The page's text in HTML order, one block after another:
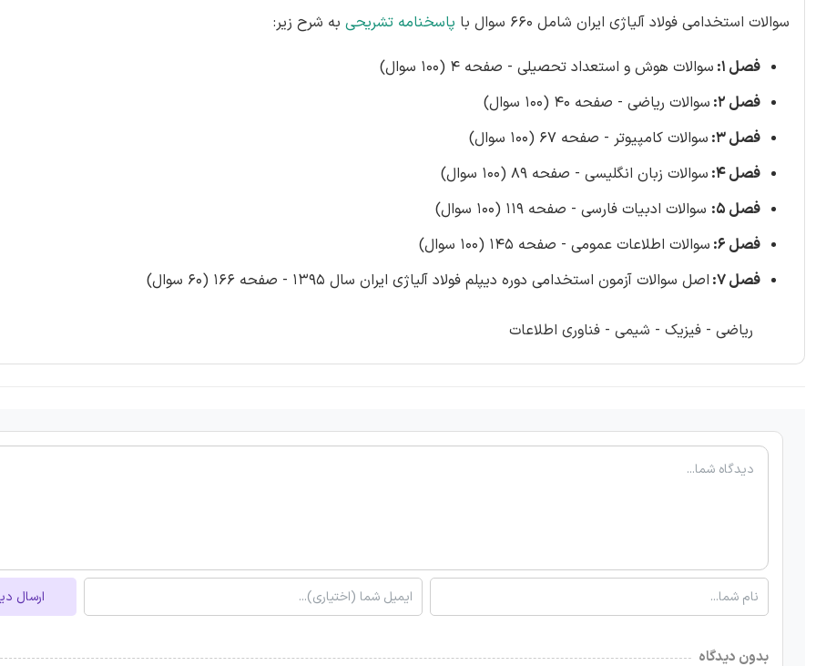
سوالات استخدامی فولاد آلیاژی ایران شامل 660 سوال با پاسخنامه تشریحی به شرح زیر:
فصل 1:
سوالات هوش و استعداد تحصیلی - صفحه 4 (100 سوال)
فصل 2:
سوالات ریاضی - صفحه 40 (100 سوال)
فصل 3:
سوالات کامپیوتر - صفحه 67 (100 سوال)
فصل 4:
سوالات زبان انگلیسی - صفحه 89 (100 سوال)
فصل 5:
سوالات ادبیات فارسی - صفحه 119 (100 سوال)
فصل 6:
سوالات اطلاعات عمومی - صفحه 145 (100 سوال)
فصل 7:
اصل سوالات آزمون استخدامی دوره دیپلم فولاد آلیاژی ایران سال 1395 - صفحه 166 (60 سوال)
ریاضی - فیزیک - شیمی - فناوری اطلاعات
ارسال
بدون دیدگاه